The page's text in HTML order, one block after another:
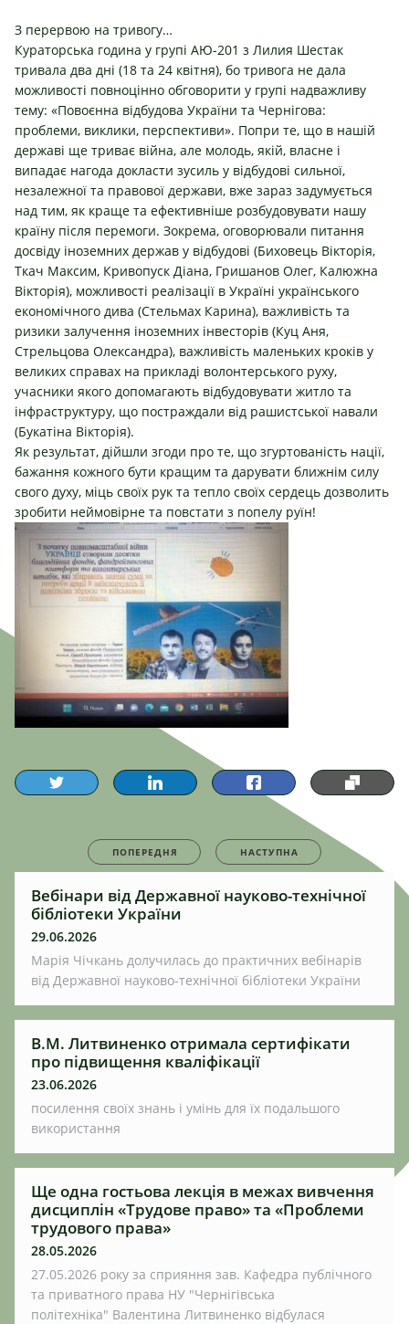
З перервою на тривогу…
Кураторська година у групі АЮ-201 з Лилия Шестак
тривала два дні (18 та 24 квітня), бо тривога не дала
можливості повноцінно обговорити у групі надважливу
тему: «Повоєнна відбудова України та Чернігова:
проблеми, виклики, перспективи». Попри те, що в нашій
державі ще триває війна, але молодь, якій, власне і
випадає нагода докласти зусиль у відбудові сильної,
незалежної та правової держави, вже зараз задумується
над тим, як краще та ефективніше розбудовувати нашу
країну після перемоги. Зокрема, оговорювали питання
досвіду іноземних держав у відбудові (Биховець Вікторія,
Ткач Максим, Кривопуск Діана, Гришанов Олег, Калюжна
Вікторія), можливості реалізації в Україні українського
економічного дива (Стельмах Карина), важливість та
ризики залучення іноземних інвесторів (Куц Аня,
Стрельцова Олександра), важливість маленьких кроків у
великих справах на прикладі волонтерського руху,
учасники якого допомагають відбудовувати житло та
інфраструктуру, що постраждали від рашистської навали
(Букатіна Вікторія).
Як результат, дійшли згоди про те, що згуртованість нації,
бажання кожного бути кращим та дарувати ближнім силу
свого духу, міць своїх рук та тепло своїх сердець дозволить
зробити неймовірне та повстати з попелу руїн!
ПОПЕРЕДНЯ НАСТУПНА
Вебінари від Державної науково-технічної
бібліотеки України
29.06.2026
Марія Чічкань долучилась до практичних вебінарів
від Державної науково-технічної бібліотеки України
В.М. Литвиненко отримала сертифікати
про підвищення кваліфікації
23.06.2026
посилення своїх знань і умінь для їх подальшого
використання
Ще одна гостьова лекція в межах вивчення
дисциплін «Трудове право» та «Проблеми
трудового права»
28.05.2026
27.05.2026 року за сприяння зав. Кафедра публічного
та приватного права НУ "Чернігівська
політехніка" Валентина Литвиненко відбулася